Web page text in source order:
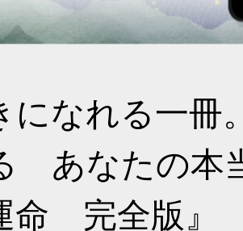
になれる一冊
あなたの本
命 完全版』